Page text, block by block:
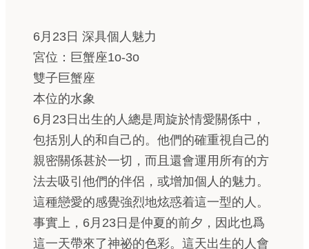
6月23日 深具個人魅力
宮位：巨蟹座1o-3o
雙子巨蟹座
本位的水象
6月23日出生的人總是周旋於情愛關係中，
包括別人的和自己的。他們的確重視自己的
親密關係甚於一切，而且還會運用所有的方
法去吸引他們的伴侶，或增加個人的魅力。
這種戀愛的感覺強烈地炫惑着這一型的人。
事實上，6月23日是仲夏的前夕，因此也爲
這一天帶來了神祕的色彩。這天出生的人會